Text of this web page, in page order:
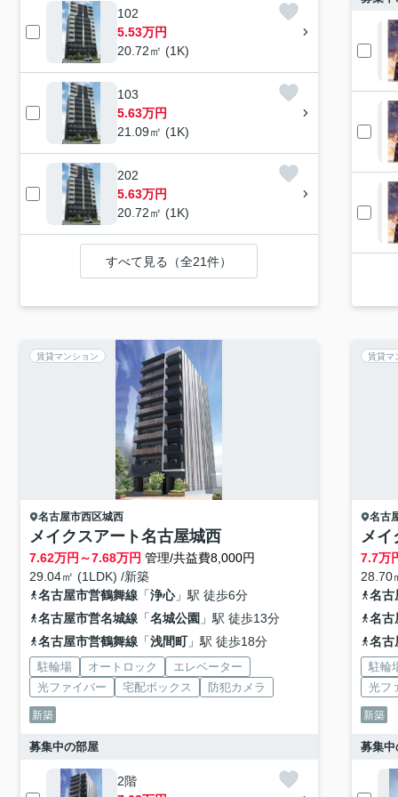
102
5.53万円
20.72㎡ (1K)
103
5.63万円
21.09㎡ (1K)
202
5.63万円
20.72㎡ (1K)
すべて見る（全21件）
賃貸マンション
名古屋市西区城西
メイクスアート名古屋城西
7.62万円～7.68万円 管理/共益費8,000円
29.04㎡ (1LDK) /新築
名古屋市営鶴舞線「浄心」駅 徒歩6分
名古屋市営名城線「名城公園 」駅 徒歩13分
名古屋市営鶴舞線「浅間町」駅 徒歩18分
駐輪場 オートロック
エレベーター
光ファイバー
宅配ボックス 防犯カメラ
新築
募集中の部屋
2階
賃貸マ
名古
メイ
7.7万
28.70
名古
名古
名古
駐輪
光フ
新築
募集中